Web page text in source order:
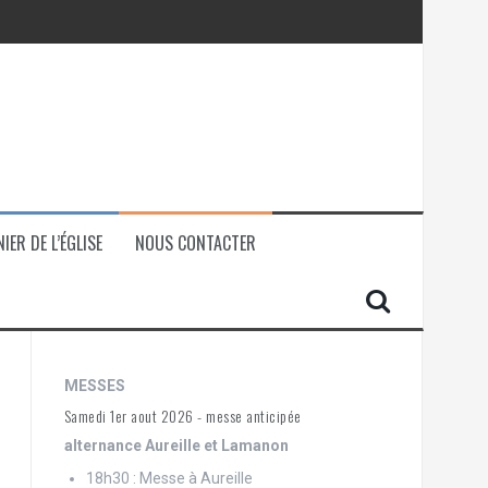
DE L’ÉGLISE NOUS CONTACTER
MESSES
Samedi 1er aout 2026 - messe anticipée
alternance Aureille et Lamanon
18h30 : Messe à Aureille